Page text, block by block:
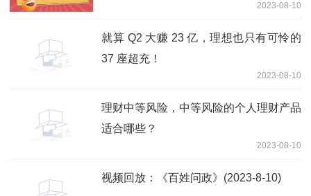
2023-08-10
就算 Q2 大赚 23 亿，理想也只有可怜的
37 座超充！
2023-08-10
理财中等风险，中等风险的个人理财产品
适合哪些？
2023-08-10
视频回放：《百姓问政》(2023-8-10)